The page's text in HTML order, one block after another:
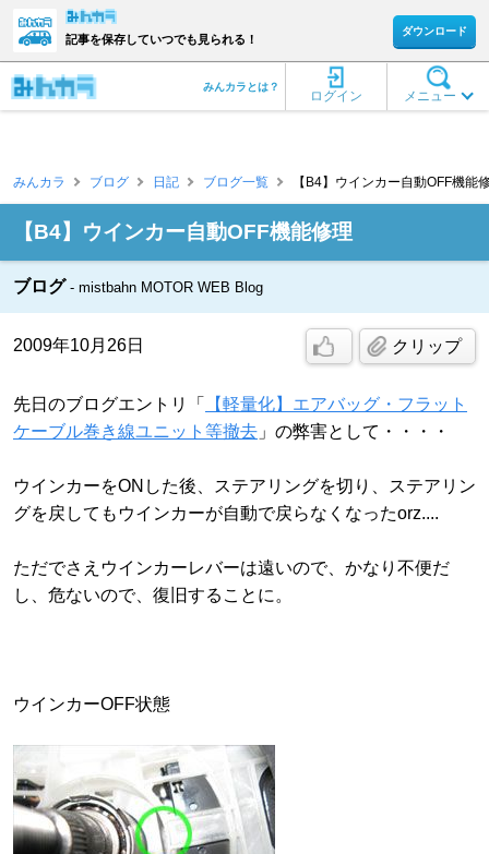
記事を保存していつでも見られる！
ダウンロード
メニュー
ログイン
みんカラとは？
みんカラ ブログ 日記 ブログ一覧 【B4】ウインカー自動OFF機能
【B4】ウインカー自動OFF機能修理
ブログ mistbahn MOTOR WEB Blog
2009年10月26日 クリップ
先日のブログエントリ「
【軽量化】エアバッグ・フラット
ケーブル巻き線ユニット等撤去 」の弊害として・・・・
ウインカーをONした後、ステアリングを切り、ステアリン
グを戻してもウインカーが自動で戻らなくなったorz....
ただでさえウインカーレバーは遠いので、かなり不便だ
し、危ないので、復旧することに。
ウインカーOFF状態